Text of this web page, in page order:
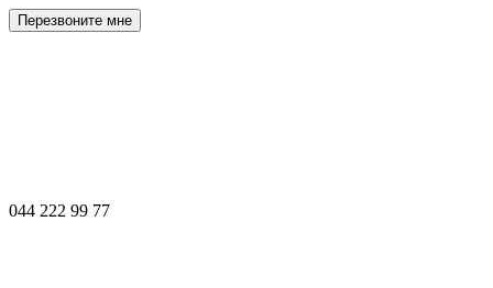
Перезвоните мне
044 222 99 77